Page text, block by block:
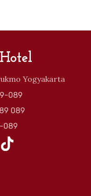
Yogyakarta
089
089
089